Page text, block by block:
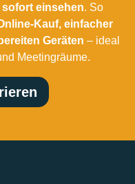
einsehen. So
Kauf, einfacher
Geräten – ideal
Meetingräume.